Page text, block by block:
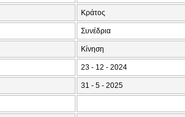
Κράτος
Συνέδρια
Κίνηση
23 - 12 - 2024
31 - 5 - 2025